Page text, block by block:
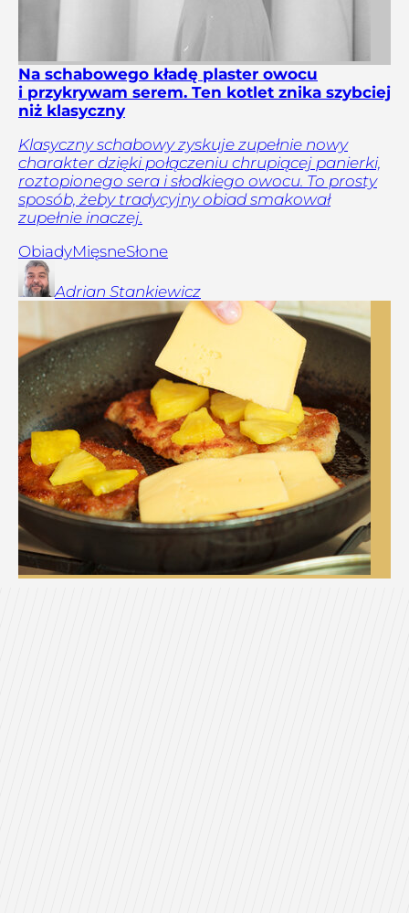
Na schabowego kładę plaster owocu
i przykrywam serem. Ten kotlet znika szybciej
niż klasyczny
Klasyczny schabowy zyskuje zupełnie nowy
charakter dzięki połączeniu chrupiącej panierki,
roztopionego sera i słodkiego owocu. To prosty
sposób, żeby tradycyjny obiad smakował
zupełnie inaczej.
ObiadyMięsneSłone
Adrian Stankiewicz